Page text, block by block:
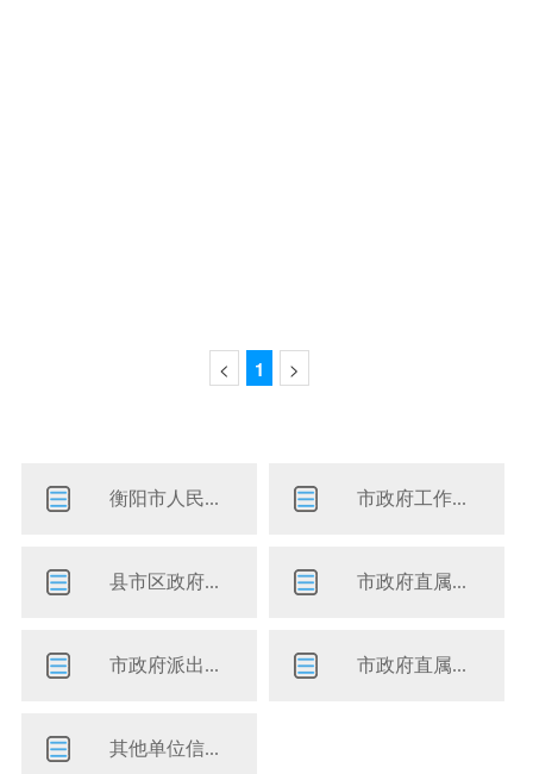
< 1 >
衡阳市人民... 市政府工作...
县市区政府... 市政府直属...
市政府派出... 市政府直属...
其他单位信...